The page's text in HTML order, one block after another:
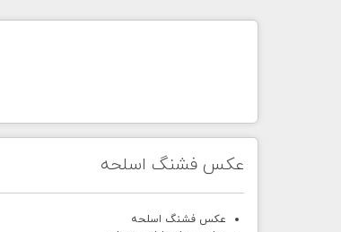
عکس فشنگ اسلحه
عکس فشنگ اسلحه